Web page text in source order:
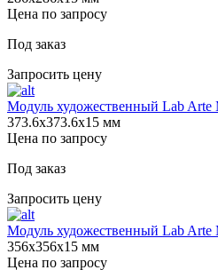
Цена по запросу
Под заказ
Запросить цену
Модуль художественный Lab Arte
373.6х373.6х15 мм
Цена по запросу
Под заказ
Запросить цену
Модуль художественный Lab Arte
356х356х15 мм
Цена по запросу